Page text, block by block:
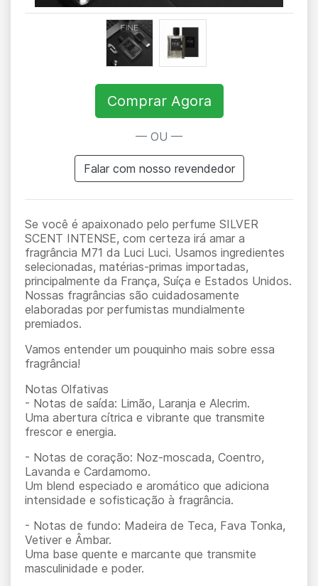
Comprar Agora
— OU —
Falar com nosso revendedor
Se você é apaixonado pelo perfume SILVER
SCENT INTENSE, com certeza irá amar a
fragrância M71 da Luci Luci. Usamos ingredientes
selecionadas, matérias-primas importadas,
principalmente da França, Suíça e Estados Unidos.
Nossas fragrâncias são cuidadosamente
elaboradas por perfumistas mundialmente
premiados.
Vamos entender um pouquinho mais sobre essa
fragrância!
Notas Olfativas
- Notas de saída: Limão, Laranja e Alecrim.
Uma abertura cítrica e vibrante que transmite
frescor e energia.
- Notas de coração: Noz-moscada, Coentro,
Lavanda e Cardamomo.
Um blend especiado e aromático que adiciona
intensidade e sofisticação à fragrância.
- Notas de fundo: Madeira de Teca, Fava Tonka,
Vetiver e Âmbar.
Uma base quente e marcante que transmite
masculinidade e poder.